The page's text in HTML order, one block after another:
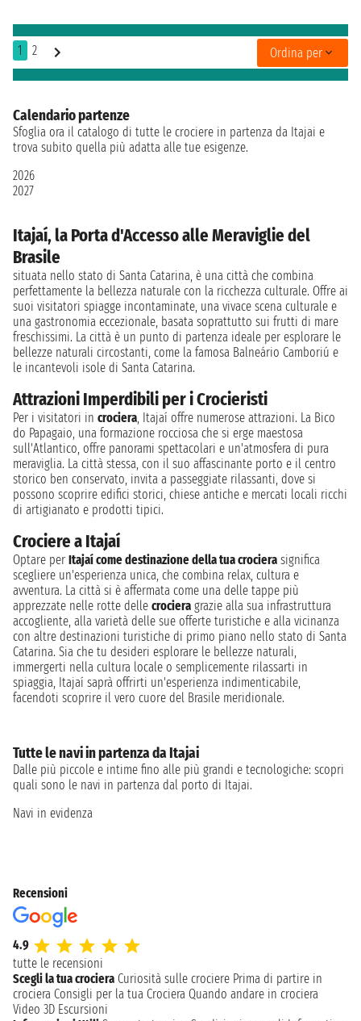
1 2 Ordina per
Calendario partenze
Sfoglia ora il catalogo di tutte le crociere in partenza da Itajai e
trova subito quella più adatta alle tue esigenze.
2026
2027
Itajaí, la Porta d'Accesso alle Meraviglie del
Brasile
situata nello stato di Santa Catarina, è una città che combina
perfettamente la bellezza naturale con la ricchezza culturale. Offre ai
suoi visitatori spiagge incontaminate, una vivace scena culturale e
una gastronomia eccezionale, basata soprattutto sui frutti di mare
freschissimi. La città è un punto di partenza ideale per esplorare le
bellezze naturali circostanti, come la famosa Balneário Camboriú e
le incantevoli isole di Santa Catarina.
Attrazioni Imperdibili per i Crocieristi
Per i visitatori in crociera, Itajaí offre numerose attrazioni. La Bico
do Papagaio, una formazione rocciosa che si erge maestosa
sull'Atlantico, offre panorami spettacolari e un'atmosfera di pura
meraviglia. La città stessa, con il suo affascinante porto e il centro
storico ben conservato, invita a passeggiate rilassanti, dove si
possono scoprire edifici storici, chiese antiche e mercati locali ricchi
di artigianato e prodotti tipici.
Crociere a Itajaí
Optare per Itajaí come destinazione della tua crociera significa
scegliere un'esperienza unica, che combina relax, cultura e
avventura. La città si è affermata come una delle tappe più
apprezzate nelle rotte delle crociera grazie alla sua infrastruttura
accogliente, alla varietà delle sue offerte turistiche e alla vicinanza
con altre destinazioni turistiche di primo piano nello stato di Santa
Catarina. Sia che tu desideri esplorare le bellezze naturali,
immergerti nella cultura locale o semplicemente rilassarti in
spiaggia, Itajaí saprà offrirti un'esperienza indimenticabile,
facendoti scoprire il vero cuore del Brasile meridionale.
Tutte le navi in partenza da Itajai
Dalle più piccole e intime fino alle più grandi e tecnologiche: scopri
quali sono le navi in partenza dal porto di Itajai.
Navi in evidenza
Recensioni
4.9
tutte le recensioni
Scegli la tua crociera Curiosità sulle crociere Prima di partire in
crociera Consigli per la tua Crociera Quando andare in crociera
Video 3D Escursioni